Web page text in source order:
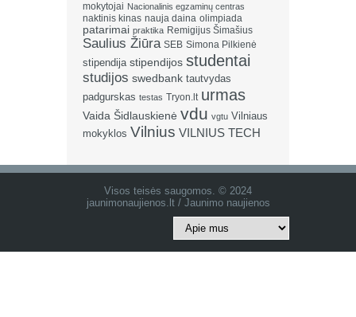
mokytojai Nacionalinis egzaminų centras
naktinis kinas nauja daina olimpiada
patarimai praktika Remigijus Šimašius
Saulius Žiūra SEB Simona Pilkienė
stipendija stipendijos studentai
studijos swedbank tautvydas
padgurskas testas Tryon.lt urmas
Vaida Šidlauskienė vdu vgtu Vilniaus
mokyklos Vilnius VILNIUS TECH
Visos teisės saugomos. © 2024
jaunimonaujienos.lt / Jaunimo naujienos